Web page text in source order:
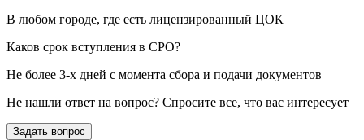
В любом городе, где есть лицензированный ЦОК
Каков срок вступления в СРО?
Не более 3-х дней с момента сбора и подачи документов
Не нашли ответ на вопрос? Спросите все, что вас интересует
Задать вопрос